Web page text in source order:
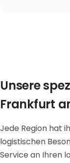
Unsere
Frankfurt
Jede Region hat
logistischen
Service an Ihren